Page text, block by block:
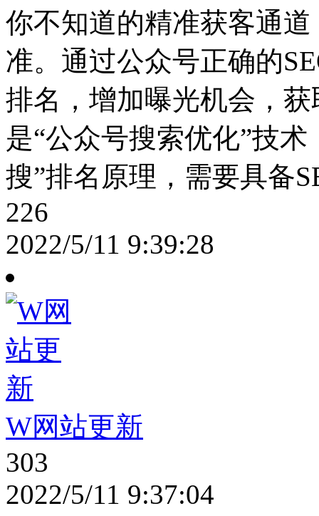
你不知道的精准获客通
准。通过公众号正确的
排名，增加曝光机会，
是“公众号搜索优化”技
搜”排名原理，需要具备
226
2022/5/11 9:39:28
W网站更新
303
2022/5/11 9:37:04